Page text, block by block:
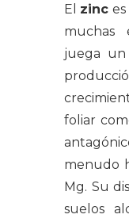
El zinc
muchas
juega
foliar
menudo
Mg. Su
suelos